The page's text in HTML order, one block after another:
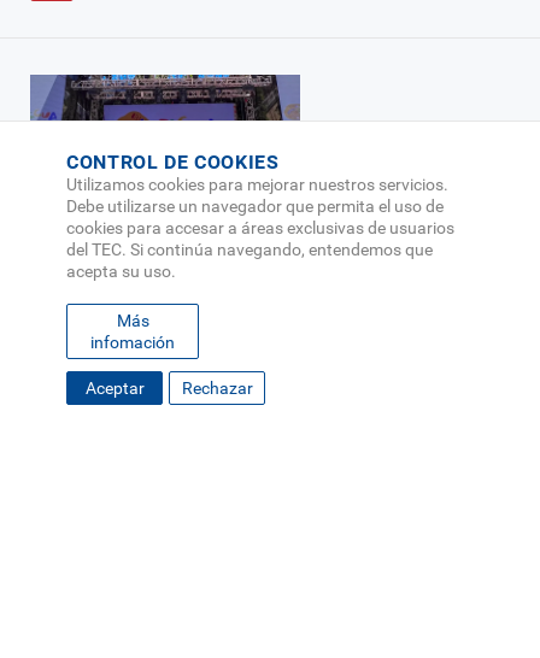
Grupo Almendro hizo vibrar el Anfiteatro del
FICCUA 2026
Cultura y Deporte
CONTROL DE COOKIES
Utilizamos cookies para mejorar nuestros servicios.
Debe utilizarse un navegador que permita el uso de
cookies para accesar a áreas exclusivas de usuarios
del TEC. Si continúa navegando, entendemos que
acepta su uso.
Más
infomación
Aceptar Rechazar